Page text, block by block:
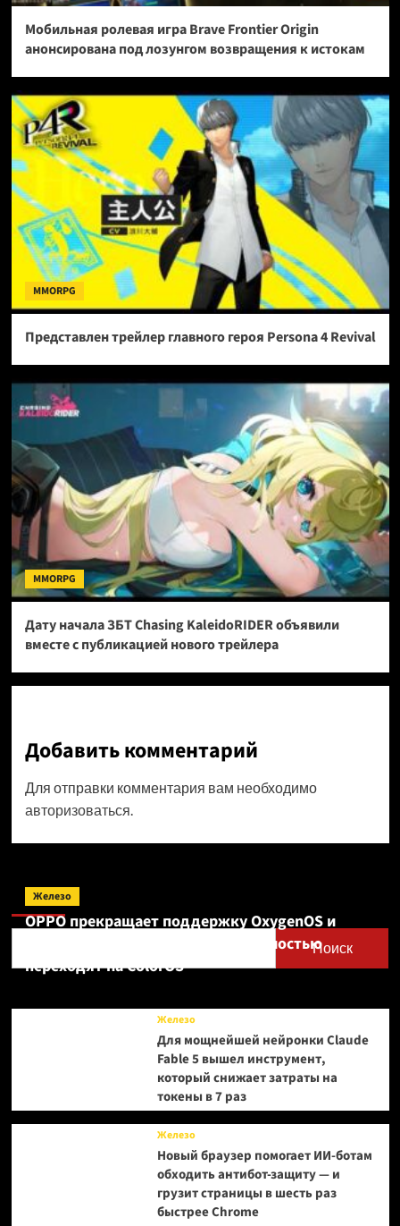
Мобильная ролевая игра Brave Frontier Origin
анонсирована под лозунгом возвращения к истокам
MMORPG
Представлен трейлер главного героя Persona 4 Revival
MMORPG
Дату начала ЗБТ Chasing KaleidoRIDER объявили
вместе с публикацией нового трейлера
Добавить комментарий
Для отправки комментария вам необходимо
авторизоваться.
Поиск
Поиск
Железо
OPPO прекращает поддержку OxygenOS и
Realme UI — OnePlus и realme полностью
переходят на ColorOS
Железо
Для мощнейшей нейронки Claude
Fable 5 вышел инструмент,
который снижает затраты на
токены в 7 раз
Железо
Новый браузер помогает ИИ-ботам
обходить антибот-защиту — и
грузит страницы в шесть раз
быстрее Chrome